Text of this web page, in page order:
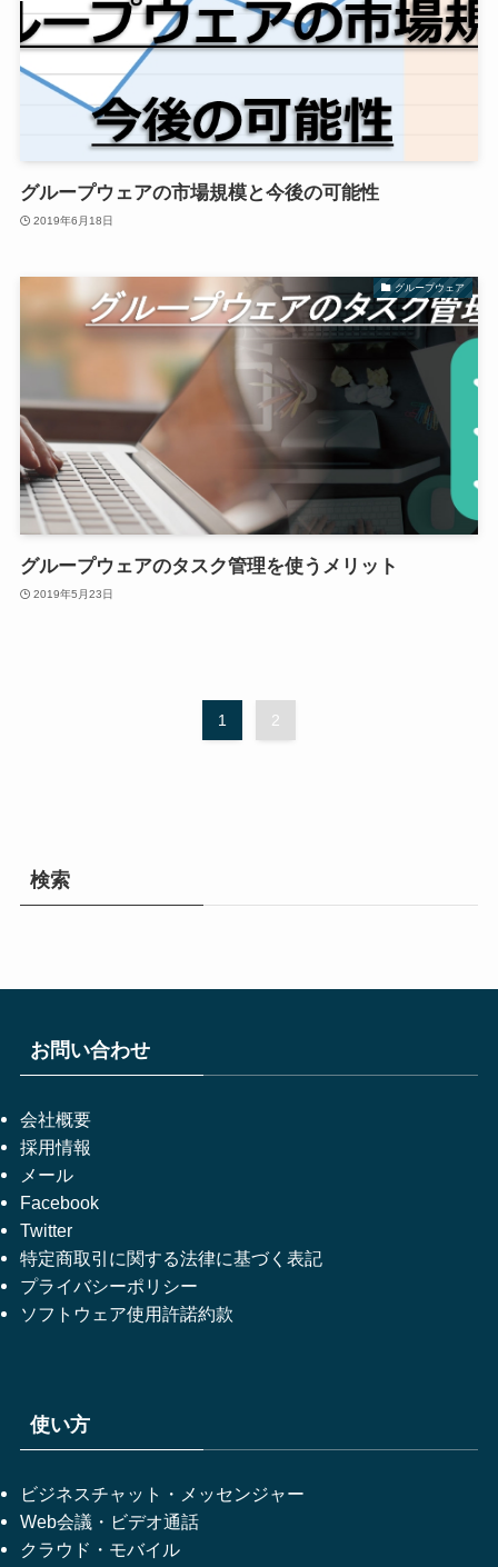
グループウェアの市場規模と今後の可能性
2019年6月18日
グループウェア
グループウェアのタスク管理を使うメリット
2019年5月23日
1 2
検索
お問い合わせ
会社概要
採用情報
メール
Facebook
Twitter
特定商取引に関する法律に基づく表記
プライバシーポリシー
ソフトウェア使用許諾約款
使い方
ビジネスチャット・メッセンジャー
Web会議・ビデオ通話
クラウド・モバイル